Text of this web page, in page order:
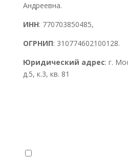
Андреевна.
ИНН: 770703850485,
ОГРНИП: 310774602100128.
Юридический адрес: г.
д.5, к.3, кв. 81